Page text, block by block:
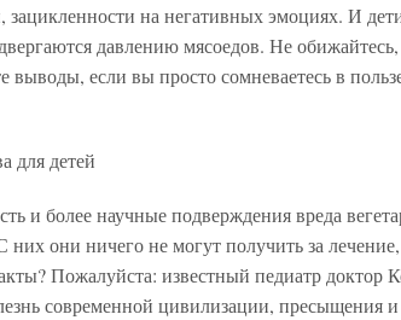
зацикленности на негативных эмоциях. И
давлению мясоедов. Не
если вы просто сомневаетесь в
для детей
и более научные подверждения вреда
них они ничего не могут получить за
Пожалуйста: известный педиатр доктор
современной цивилизации, пресыщения и